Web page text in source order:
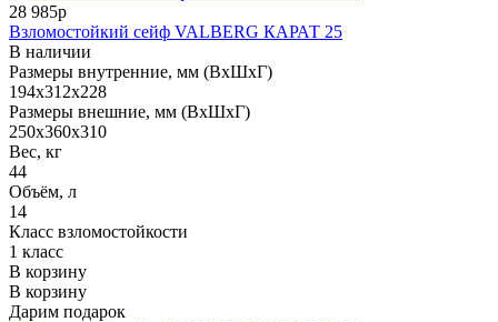
28 985р
Взломостойкий сейф VALBERG КАРАТ 25
В наличии
Размеры внутренние, мм (ВхШхГ)
194x312x228
Размеры внешние, мм (ВхШхГ)
250x360x310
Вес, кг
44
Объём, л
14
Класс взломостойкости
1 класс
В корзину
В корзину
Дарим подарок